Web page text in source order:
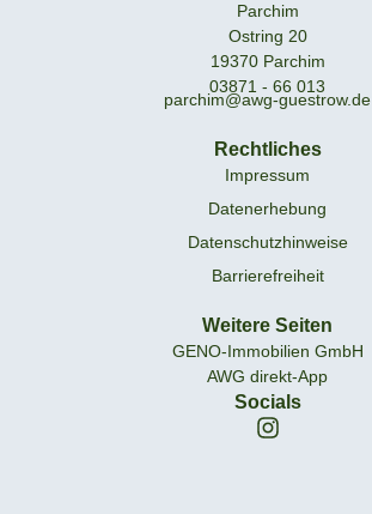
Parchim
Ostring 20
19370 Parchim
03871 - 66 013
parchim@awg-guestrow.de
Rechtliches
Impressum
Datenerhebung
Datenschutzhinweise
Barrierefreiheit
Weitere Seiten
GENO-Immobilien GmbH
AWG direkt-App
Socials